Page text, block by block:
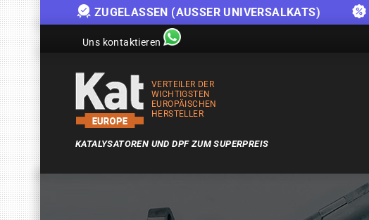
ZUGELASSEN (AUSSER UNIVERSALKATS)
Uns kontaktieren
VERTEILER DER
WICHTIGSTEN
EUROPÄISCHEN
HERSTELLER
KATALYSATOREN UND DPF ZUM SUPERPREIS